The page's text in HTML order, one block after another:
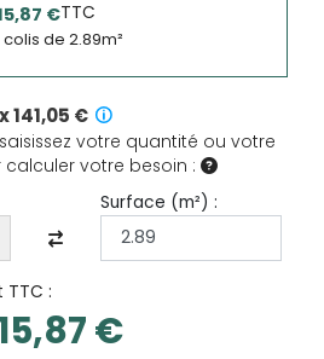
€TTC
colis de 2.89m²
141,05 €
votre quantité ou votre
calculer votre besoin :
Surface (m²) :
TTC :
€